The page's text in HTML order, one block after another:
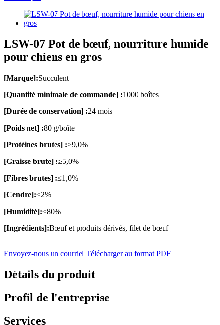
LSW-07 Pot de bœuf, nourriture humide
pour chiens en gros
[Marque]:Succulent
[Quantité minimale de commande] :1000 boîtes
[Durée de conservation] :24 mois
[Poids net] :80 g/boîte
[Protéines brutes] :≥9,0%
[Graisse brute] :≥5,0%
[Fibres brutes] :≤1,0%
[Cendre]:≤2%
[Humidité]:≤80%
[Ingrédients]:Bœuf et produits dérivés, filet de bœuf
Envoyez-nous un courriel Télécharger au format PDF
Détails du produit
Profil de l'entreprise
Services